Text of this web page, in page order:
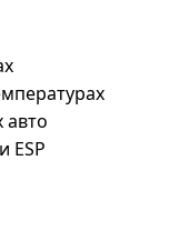
авто
ESP